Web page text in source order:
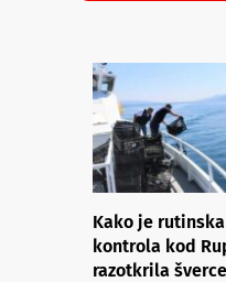
Kako je rutinska
kontrola kod
razotkrila